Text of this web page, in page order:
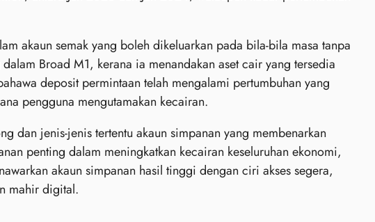
akaun semak yang boleh dikeluarkan pada bila-bila masa tanpa
Broad M1, kerana ia menandakan aset cair yang tersedia
deposit permintaan telah mengalami pertumbuhan yang
pengguna mengutamakan kecairan.
dan jenis-jenis tertentu akaun simpanan yang membenarkan
penting dalam meningkatkan kecairan keseluruhan ekonomi,
akaun simpanan hasil tinggi dengan ciri akses segera,
mahir digital.